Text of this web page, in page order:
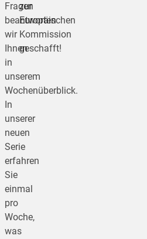
Fragen
beantworten
wir
Ihnen
in
unserem
Wochenüberblick.
In
unserer
neuen
Serie
erfahren
Sie
einmal
pro
Woche,
was
zur
Europäischen
Kommission
geschafft!